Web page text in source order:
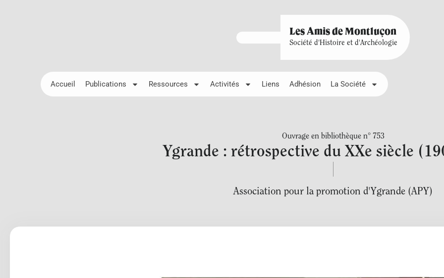
Les Amis de Montluçon
Société d'Histoire et d'Archéologie
Accueil Publications Ressources Activités Liens Adhésion La Société
Ouvrage en bibliothèque n° 753
Ygrande : rétrospective du XXe siècle
Association pour la promotion d'Ygrande (APY)